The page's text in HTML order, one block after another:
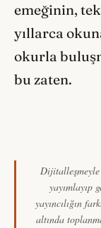
emeğinin,
yıllarca
okurla
bu zaten.
yayımlayıp
yayıncılığın
altında